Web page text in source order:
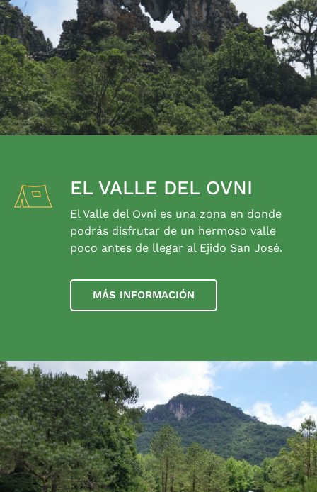
EL VALLE DEL OVNI
El Valle del Ovni es una zona en donde
podrás disfrutar de un hermoso valle
poco antes de llegar al Ejido San José.
MÁS INFORMACIÓN